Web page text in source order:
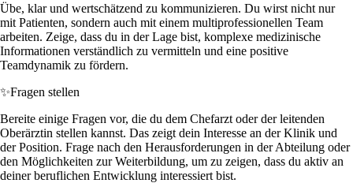
Übe, klar und wertschätzend zu kommunizieren. Du wirst nicht nur
mit Patienten, sondern auch mit einem multiprofessionellen Team
arbeiten. Zeige, dass du in der Lage bist, komplexe medizinische
Informationen verständlich zu vermitteln und eine positive
Teamdynamik zu fördern.
✨Fragen stellen
Bereite einige Fragen vor, die du dem Chefarzt oder der leitenden
Oberärztin stellen kannst. Das zeigt dein Interesse an der Klinik und
der Position. Frage nach den Herausforderungen in der Abteilung oder
den Möglichkeiten zur Weiterbildung, um zu zeigen, dass du aktiv an
deiner beruflichen Entwicklung interessiert bist.